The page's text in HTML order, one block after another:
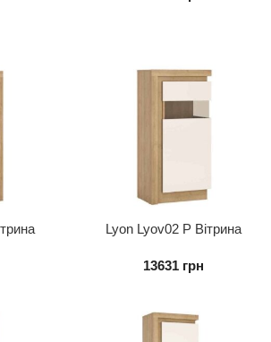
Lyon Lyov02 P Вітрина
13631 грн